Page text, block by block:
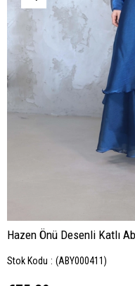
Hazen Önü Desenli Katlı
Stok Kodu (ABY000411)